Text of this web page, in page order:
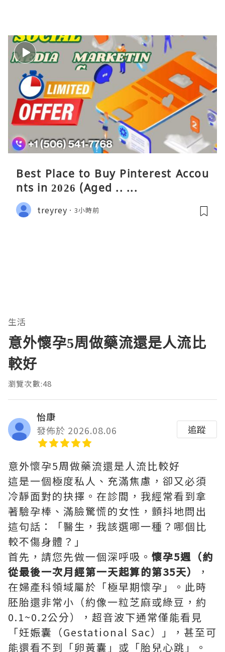
Best Place to Buy Pinterest Accou
nts in 2026 (Aged .. ...
treyrey 3小時前
生活
意外懷孕5周做藥流還是人流比
較好
瀏覽次數:48
怡康
發佈於 2026.08.06
追蹤
意外懷孕5周做藥流還是人流比較好
這是一個極度私人、充滿焦慮，卻又必須
冷靜面對的抉擇。在診間，我經常看到拿
著驗孕棒、滿臉驚慌的女性，顫抖地問出
這句話：「醫生，我該選哪一種？哪個比
較不傷身體？」
首先，請您先做一個深呼吸。 懷孕5週（約
從最後一次月經第一天起算的第35天）
，
在婦產科領域屬於「極早期懷孕」。此時
胚胎還非常小（約像一粒芝麻或綠豆，約
0.1~0.2公分），超音波下通常僅能看見
「妊娠囊（Gestational Sac）」，甚至可
能還看不到「卵黃囊」或「胎兒心跳」。